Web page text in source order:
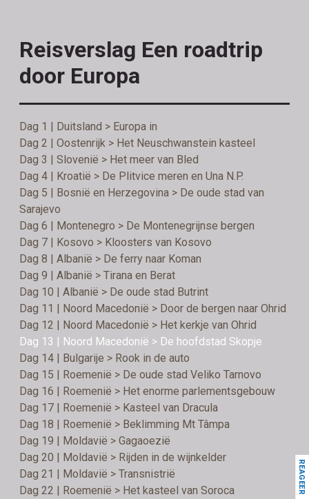
Reisverslag Een roadtrip
door Europa
Dag 1 | Duitsland > Europa in
Dag 2 | Oostenrijk > Het Neuschwanstein kasteel
Dag 3 | Slovenië > Het meer van Bled
Dag 4 | Kroatië > De Plitvice meren en Una N.P.
Dag 5 | Bosnië en Herzegovina > De oude stad van
Sarajevo
Dag 6 | Montenegro > De Montenegrijnse bergen
Dag 7 | Kosovo > Kloosters van Kosovo
Dag 8 | Albanië > De ferry naar Koman
Dag 9 | Albanië > Tirana en Berat
Dag 10 | Albanië > De oude stad Butrint
Dag 11 | Noord Macedonië > Door de bergen naar Ohrid
Dag 12 | Noord Macedonië > Het kerkje van Ohrid
Dag 13 | Noord Macedonië > De hoofdstad Skopje
Dag 14 | Bulgarije > Rook in de auto
Dag 15 | Roemenië > De oude stad Veliko Tarnovo
Dag 16 | Roemenië > Het enorme parlementsgebouw
Dag 17 | Roemenië > Kasteel van Dracula
Dag 18 | Roemenië > Beklimming Mt Tâmpa
Dag 19 | Moldavië > Gagaoezië
Dag 20 | Moldavië > Rijden in de wijnkelder
Dag 21 | Moldavië > Transnistrië
Dag 22 | Roemenië > Het kasteel van Soroca
REAGEER